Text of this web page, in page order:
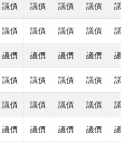
議價 議價 議價 議價 議
議價 議價 議價 議價 議
議價 議價 議價 議價 議
議價 議價 議價 議價 議
議價 議價 議價 議價 議
議價 議價 議價 議價 議